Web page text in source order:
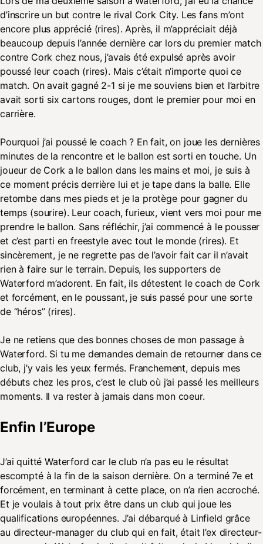
d’inscrire un but contre le rival Cork City. Les fans m’ont
encore plus apprécié (rires). Après, il m’appréciait déjà
beaucoup depuis l’année dernière car lors du premier match
contre Cork chez nous, j’avais été expulsé après avoir
poussé leur coach (rires). Mais c’était n’importe quoi ce
match. On avait gagné 2-1 si je me souviens bien et l’arbitre
avait sorti six cartons rouges, dont le premier pour moi en
carrière.
Pourquoi j’ai poussé le coach ? En fait, on joue les dernières
minutes de la rencontre et le ballon est sorti en touche. Un
joueur de Cork a le ballon dans les mains et moi, je suis à
ce moment précis derrière lui et je tape dans la balle. Elle
retombe dans mes pieds et je la protège pour gagner du
temps (sourire). Leur coach, furieux, vient vers moi pour me
prendre le ballon. Sans réfléchir, j’ai commencé à le pousser
et c’est parti en freestyle avec tout le monde (rires). Et
sincèrement, je ne regrette pas de l’avoir fait car il n’avait
rien à faire sur le terrain. Depuis, les supporters de
Waterford m’adorent. En fait, ils détestent le coach de Cork
et forcément, en le poussant, je suis passé pour une sorte
de “héros” (rires).
Je ne retiens que des bonnes choses de mon passage à
Waterford. Si tu me demandes demain de retourner dans ce
club, j’y vais les yeux fermés. Franchement, depuis mes
débuts chez les pros, c’est le club où j’ai passé les meilleurs
moments. Il va rester à jamais dans mon coeur.
Enfin l’Europe
J’ai quitté Waterford car le club n’a pas eu le résultat
escompté à la fin de la saison dernière. On a terminé 7e et
forcément, en terminant à cette place, on n’a rien accroché.
Et je voulais à tout prix être dans un club qui joue les
qualifications européennes. J’ai débarqué à Linfield grâce
au directeur-manager du club qui en fait, était l’ex directeur-